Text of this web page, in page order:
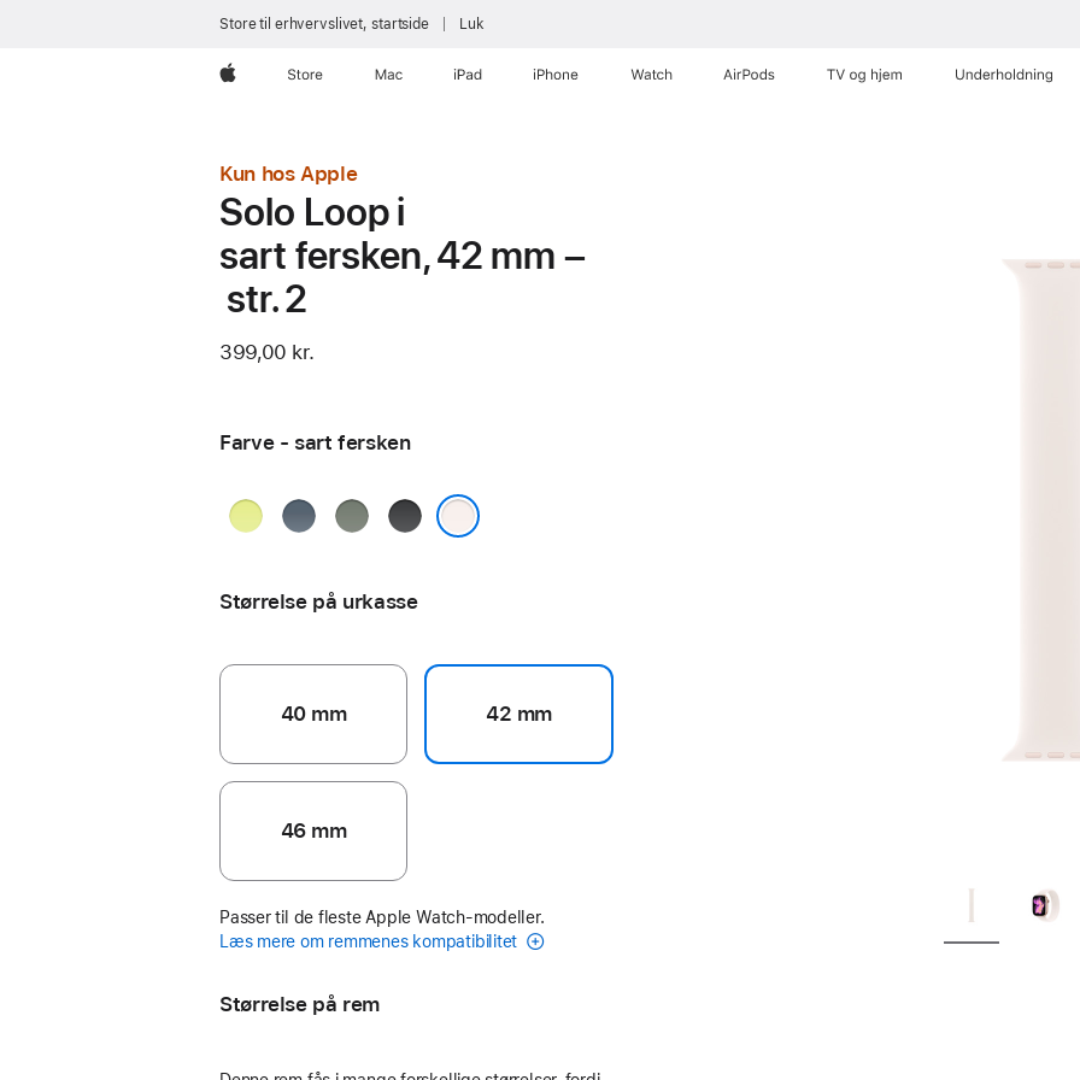
Store til erhvervslivet, startside Luk
AppleStore Mac iPad iPhone Watch AirPods TV og hjem Underholdning
Kun hos Apple
Solo Loop i
sart fersken, 42 mm –
str. 2
399,00 kr.
Farve - sart fersken
neongulstålblågrågrønsort
Størrelse på urkasse
40 mm 42 mm
46 mm
Passer til de fleste Apple Watch-modeller.
Læs mere om remmenes kompatibilitet
Størrelse på rem